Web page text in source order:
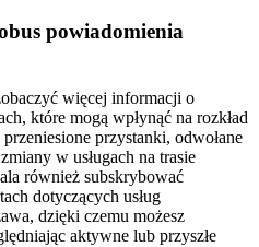
powiadomienia
więcej informacji o
które mogą wpłynąć na rozkład
przystanki, odwołane
w usługach na trasie
również subskrybować
dotyczących usług
dzięki czemu możesz
aktywne lub przyszłe